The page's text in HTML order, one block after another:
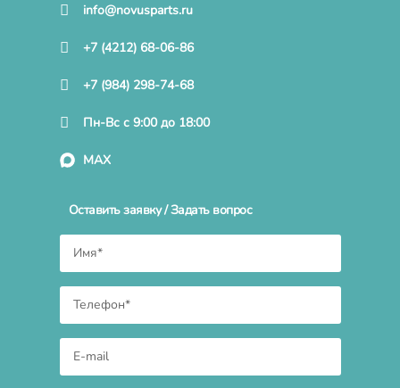
info@novusparts.ru
+7 (4212) 68-06-86
+7 (984) 298-74-68
Пн-Вс с 9:00 до 18:00
MAX
Оставить заявку / Задать вопрос